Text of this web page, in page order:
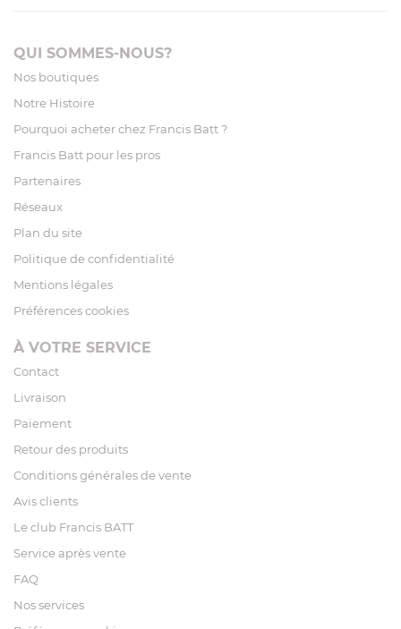
QUI SOMMES-NOUS?
Nos boutiques
Notre Histoire
Pourquoi acheter chez Francis Batt ?
Francis Batt pour les pros
Partenaires
Réseaux
Plan du site
Politique de confidentialité
Mentions légales
Préférences cookies
À VOTRE SERVICE
Contact
Livraison
Paiement
Retour des produits
Conditions générales de vente
Avis clients
Le club Francis BATT
Service après vente
FAQ
Nos services